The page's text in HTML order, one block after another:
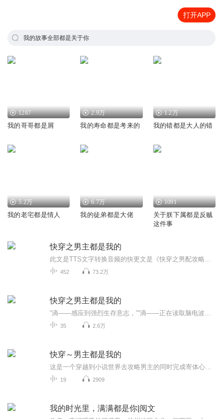
打开APP
我的故事全部都是关于你
1287
我的哥哥都是屑
2.9万
我的寿命都是考来的
1.2万
我的错都是大人的错
5.2万
我的老宅都是情人
6.7万
我的徒弟都是大佬
1091
关于朕下属都是反贼
这件事
快穿之男主都是我的
452 73.2万
快穿之男主都是我的
35 2.6万
快穿～男主都是我的
19 2909
我的时光里，满满都是你|阅文